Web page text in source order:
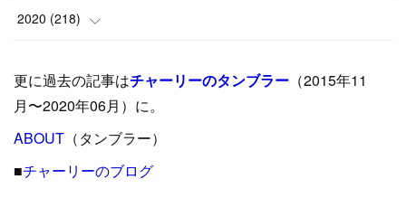
( 5 )
( 15
(24)
(8 )
(17)
)
(12)
19)
(35)
(33 )
(26)
27)
(37)
(31)
(31)
31
(9)
(39)
( 23)
40
2020 (218)
(24)
( 42)
更に過去の記事はチャーリーのタンブラー （2015年11
月〜2020年06月）に。
ABOUT （タンブラー）
■チャーリーのブログ